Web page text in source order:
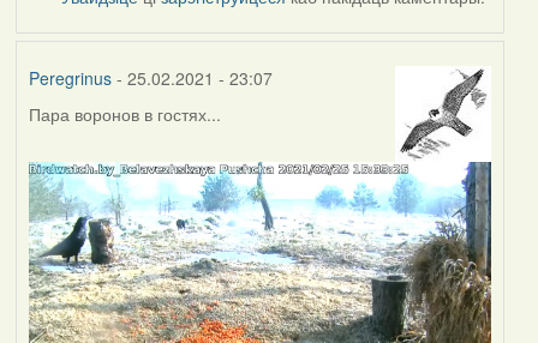
Peregrinus- 25.02.2021 - 23:07
Пара воронов в гостях...